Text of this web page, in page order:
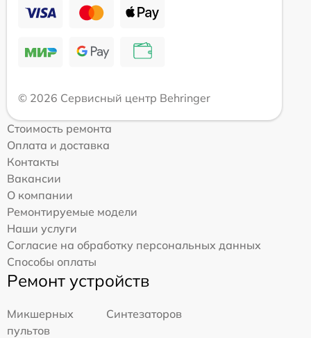
© 2026 Сервисный центр Behringer
Стоимость ремонта
Оплата и доставка
Контакты
Вакансии
О компании
Ремонтируемые модели
Наши услуги
Согласие на обработку персональных данных
Способы оплаты
Ремонт устройств
Микшерных
пультов
Синтезаторов